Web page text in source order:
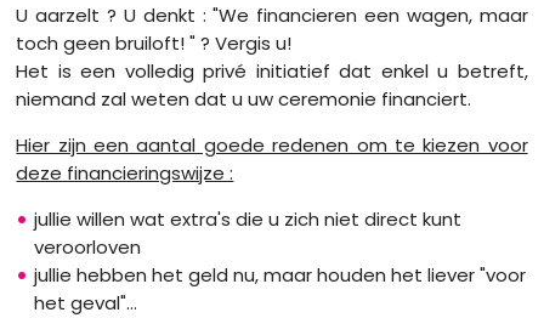
U aarzelt ? U denkt : "We financieren een wagen, maar
toch geen bruiloft! " ? Vergis u!
Het is een volledig privé initiatief dat enkel u betreft,
niemand zal weten dat u uw ceremonie financiert.
Hier zijn een aantal goede redenen om te kiezen voor
deze financieringswijze :
jullie willen wat extra's die u zich niet direct kunt
veroorloven
jullie hebben het geld nu, maar houden het liever "voor
het geval"...